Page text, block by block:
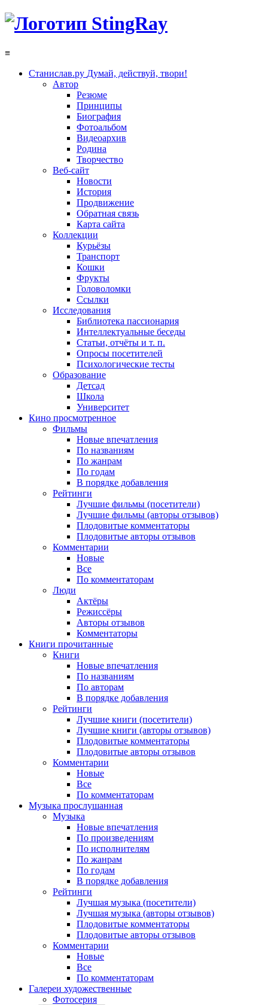
≡
Станислав.ру Думай, действуй, твори!
Автор
Резюме
Принципы
Биография
Фотоальбом
Видеоархив
Родина
Творчество
Веб-сайт
Новости
История
Продвижение
Обратная связь
Карта сайта
Коллекции
Курьёзы
Транспорт
Кошки
Фрукты
Головоломки
Ссылки
Исследования
Библиотека пассионария
Интеллектуальные беседы
Статьи, отчёты и т. п.
Опросы посетителей
Психологические тесты
Образование
Детсад
Школа
Университет
Кино просмотренное
Фильмы
Новые впечатления
По названиям
По жанрам
По годам
В порядке добавления
Рейтинги
Лучшие фильмы (посетители)
Лучшие фильмы (авторы отзывов)
Плодовитые комментаторы
Плодовитые авторы отзывов
Комментарии
Новые
Все
По комментаторам
Люди
Актёры
Режиссёры
Авторы отзывов
Комментаторы
Книги прочитанные
Книги
Новые впечатления
По названиям
По авторам
В порядке добавления
Рейтинги
Лучшие книги (посетители)
Лучшие книги (авторы отзывов)
Плодовитые комментаторы
Плодовитые авторы отзывов
Комментарии
Новые
Все
По комментаторам
Музыка прослушанная
Музыка
Новые впечатления
По произведениям
По исполнителям
По жанрам
По годам
В порядке добавления
Рейтинги
Лучшая музыка (посетители)
Лучшая музыка (авторы отзывов)
Плодовитые комментаторы
Плодовитые авторы отзывов
Комментарии
Новые
Все
По комментаторам
Галереи художественные
Фотосерия